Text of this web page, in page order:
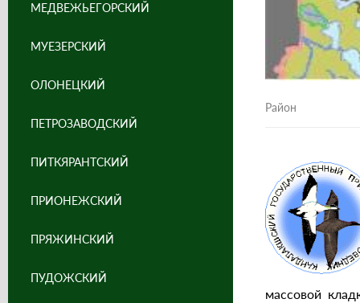
Район
массовой
МЕДВЕЖЬЕГОРСКИЙ
МУЕЗЕРСКИЙ
ОЛОНЕЦКИЙ
ПЕТРОЗАВОДСКИЙ
ПИТКЯРАНТСКИЙ
ПРИОНЕЖСКИЙ
ПРЯЖИНСКИЙ
ПУДОЖСКИЙ